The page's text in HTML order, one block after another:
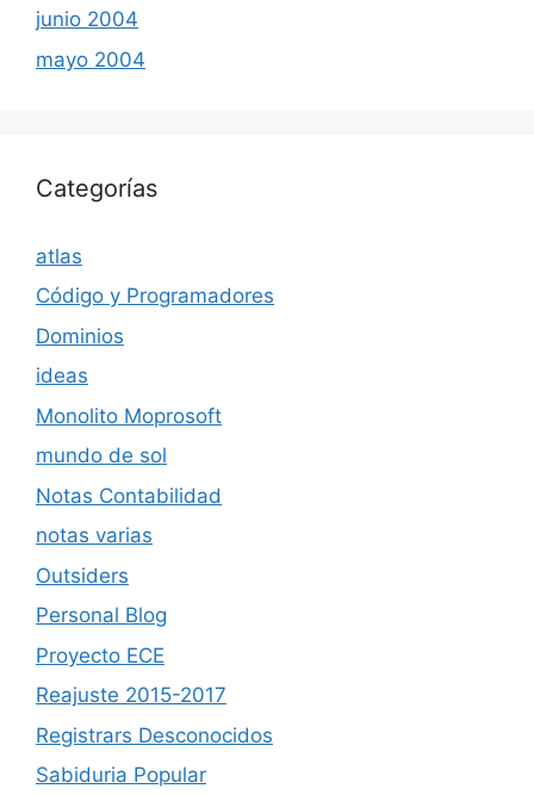
junio 2004
mayo 2004
Categorías
atlas
Código y Programadores
Dominios
ideas
Monolito Moprosoft
mundo de sol
Notas Contabilidad
notas varias
Outsiders
Personal Blog
Proyecto ECE
Reajuste 2015-2017
Registrars Desconocidos
Sabiduria Popular